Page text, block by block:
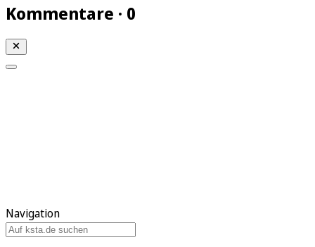
Kommentare · 0
Navigation